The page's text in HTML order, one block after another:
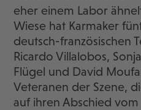
eher einem Labor
Wiese hat Karmaker
deutsch-französischen
Ricardo Villalobos,
Flügel und David
Veteranen der Szene,
auf ihren Abschied